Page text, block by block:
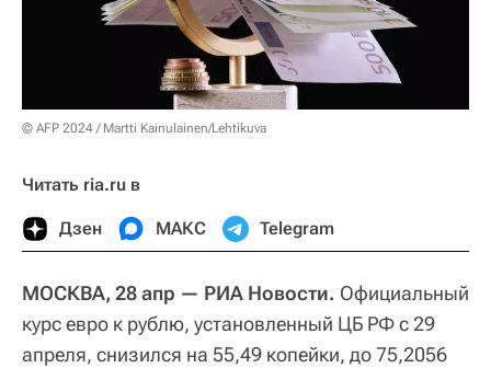
© AFP 2024 / Martti Kainulainen/Lehtikuva
Читать ria.ru в
Дзен МАКС Telegram
МОСКВА, 28 апр — РИА Новости. Официальный
курс евро к рублю, установленный ЦБ РФ с 29
апреля, снизился на 55,49 копейки, до 75,2056